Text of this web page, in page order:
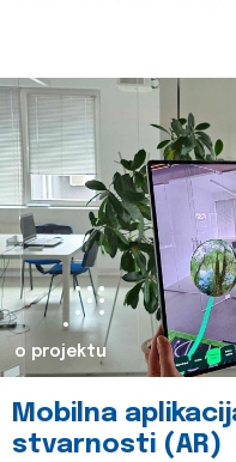
o projektu
Mobilna
stvarnosti (AR)